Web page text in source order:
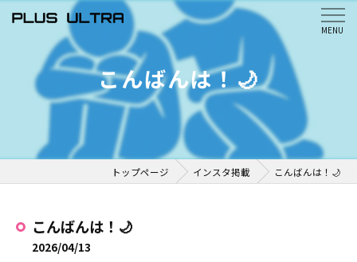
こんばんは！🌙
トップページ インスタ掲載 こんばんは！🌙
こんばんは！🌙
2026/04/13